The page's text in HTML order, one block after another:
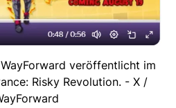
veröffentlicht im
Risky Revolution. - X /